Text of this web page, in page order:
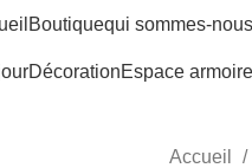
Boutiquequi sommes-
DécorationEspace armoire
Accueil